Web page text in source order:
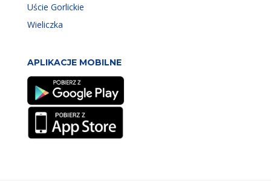
Uście Gorlickie
Wieliczka
APLIKACJE MOBILNE